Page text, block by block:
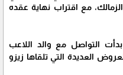
مع اقتراب نهاية عقده
التواصل مع والد اللاعب
العديدة التي تلقاها زيزو